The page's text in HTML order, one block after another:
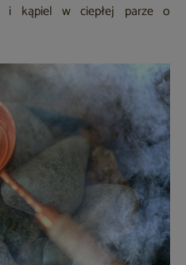
i kąpiel w ciepłej parze o